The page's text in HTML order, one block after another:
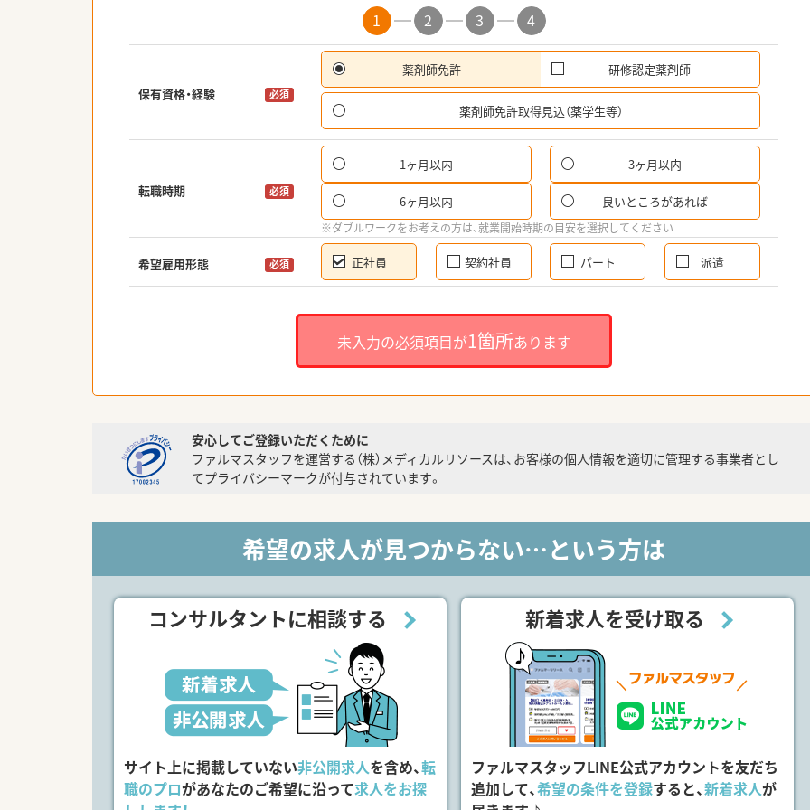
1 2 3 4
保有資格・経験 必須
薬剤師免許 研修認定薬剤師
薬剤師免許取得見込（薬学生等）
転職時期 必須
1ヶ月以内 3ヶ月以内
6ヶ月以内 良いところがあれば
※ダブルワークをお考えの方は、就業開始時期の目安を選択してください
希望雇用形態 必須 正社員 契約社員 パート 派遣
未入力の必須項目が1箇所あります
安心してご登録いただくために
ファルマスタッフを運営する（株）メディカルリソースは、お客様の個人情報を適切に管理する事業者とし
てプライバシーマークが付与されています。
希望の求人が見つからない…という方は
コンサルタントに相談する
サイト上に掲載していない非公開求人を含め、転
職のプロがあなたのご希望に沿って求人をお探
新着求人を受け取る
ファルマスタッフLINE公式アカウントを友だち
追加して、希望の条件を登録すると、新着求人が